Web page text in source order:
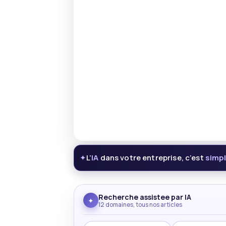
✦L’IA dans votre entreprise, c’est
✦ Recherche assistee par IA
12 domaines, tous nos articles